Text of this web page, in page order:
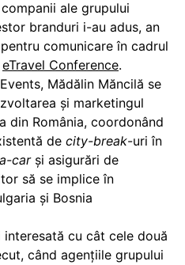
ale grupului
branduri i-au adus, an
comunicare în cadrul
eTravel Conference.
Mădălin Măncilă se
și marketingul
din România, coordonând
de city-break-uri în
carşi asigurări de
să se implice în
și Bosnia
cu cât cele două
când agențiile grupului